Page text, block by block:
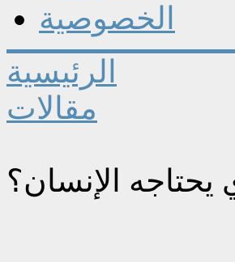
الخصوصية
الرئيسية
مقالات
يحتاجه الإنسان؟